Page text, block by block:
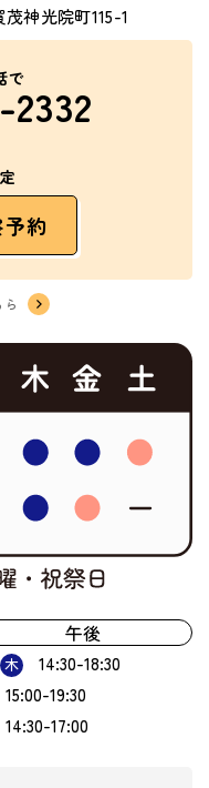
神光院町115-1
で
2332
約
午後
木 14:30-18:30
15:00-19:30
14:30-17:00